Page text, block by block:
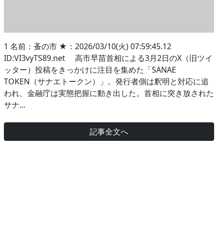
1 名前：蚤の市 ★：2026/03/10(火) 07:59:45.12
ID:VI3vyTS89.net 高市早苗首相による3月2日のX（旧ツイ
ッター）投稿をきっかけに注目を集めた「SANAE
TOKEN（サナエトークン）」。発行者側は釈明と対応に追
われ、金融庁は実態把握に動き出した。首相に突き放された
サナ...
記事全文へ